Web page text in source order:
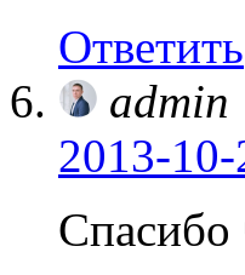
Ответить
admin
2013-10-
Спасибо